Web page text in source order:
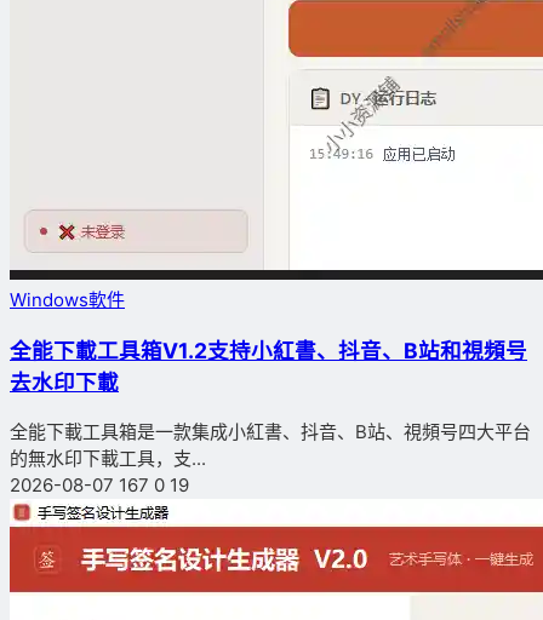
Windows軟件
全能下載工具箱V1.2支持小紅書、抖音、B站和視頻号
去水印下載
全能下載工具箱是一款集成小紅書、抖音、B站、視頻号四大平台
的無水印下載工具，支...
2026-08-07 167 0 19